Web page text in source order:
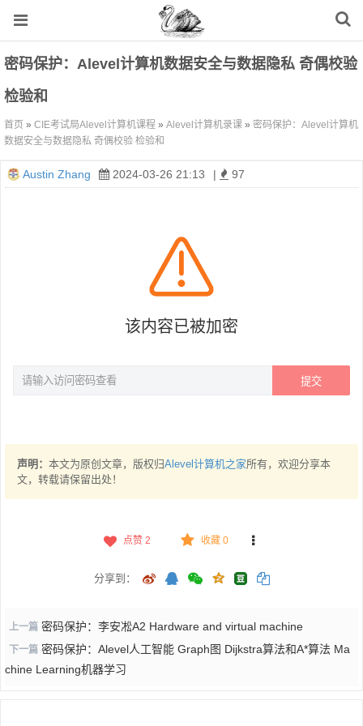
密码保护：Alevel计算机数据安全与数据隐私 奇偶校验
检验和
首页 » CIE考试局Alevel计算机课程 » Alevel计算机录课 » 密码保护：Alevel计算机
数据安全与数据隐私 奇偶校验 检验和
Austin Zhang 2024-03-26 21:13 | 97
该内容已被加密
提交
声明： 本文为原创文章，版权归Alevel计算机之家所有，欢迎分享本
文，转载请保留出处！
点赞 2 收藏 0
分享到：
上一篇 密码保护：李安凇A2 Hardware and virtual machine
下一篇 密码保护：Alevel人工智能 Graph图 Dijkstra算法和A*算法 Ma
chine Learning机器学习